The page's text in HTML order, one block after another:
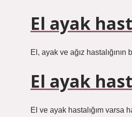
El ayak
El, ayak ve ağız
El ayak
El ve ayak hastalığım varsa